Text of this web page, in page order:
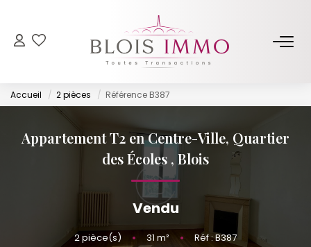
NOS BIENS
Acheter
Louer
Biens Vendus Et Loués
Off Market
Accueil 2 pièces Référence B387
Appartement T2 en Centre-Ville, Quartier
des Écoles , Blois
Vendu
2pièce(s) • 31 m² • Réf : B387